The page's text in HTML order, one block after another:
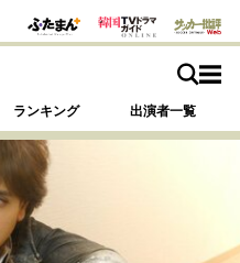
ランキング 出演者一覧